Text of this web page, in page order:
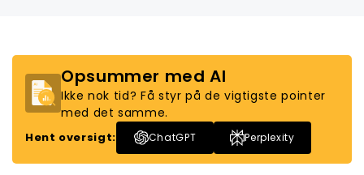
Opsummer med AI
Ikke nok tid? Få styr på de vigtigste pointer
med det samme.
Hent oversigt: ChatGPT Perplexity